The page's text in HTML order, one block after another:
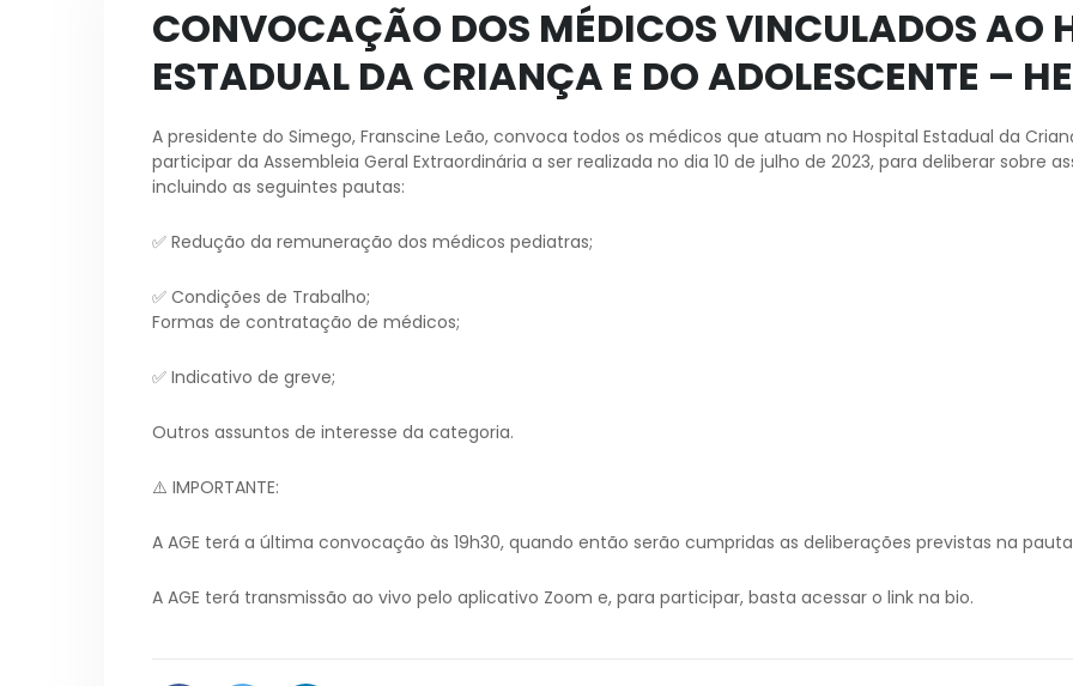
CONVOCAÇÃO DOS MÉDICOS VINCULADOS AO
ESTADUAL DA CRIANÇA E DO ADOLESCENTE –
A presidente do Simego, Franscine Leão, convoca todos os médicos que atuam no Hospital Estadual da
participar da Assembleia Geral Extraordinária a ser realizada no dia 10 de julho de 2023, para deliberar sobre
incluindo as seguintes pautas:
✅ Redução da remuneração dos médicos pediatras;
✅ Condições de Trabalho;
Formas de contratação de médicos;
✅ Indicativo de greve;
Outros assuntos de interesse da categoria.
⚠️ IMPORTANTE:
A AGE terá a última convocação às 19h30, quando então serão cumpridas as deliberações previstas na
A AGE terá transmissão ao vivo pelo aplicativo Zoom e, para participar, basta acessar o link na bio.